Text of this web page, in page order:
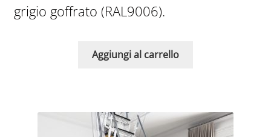
3.590,00€.
grigio goffrato (RAL9006).
Aggiungi al carrello